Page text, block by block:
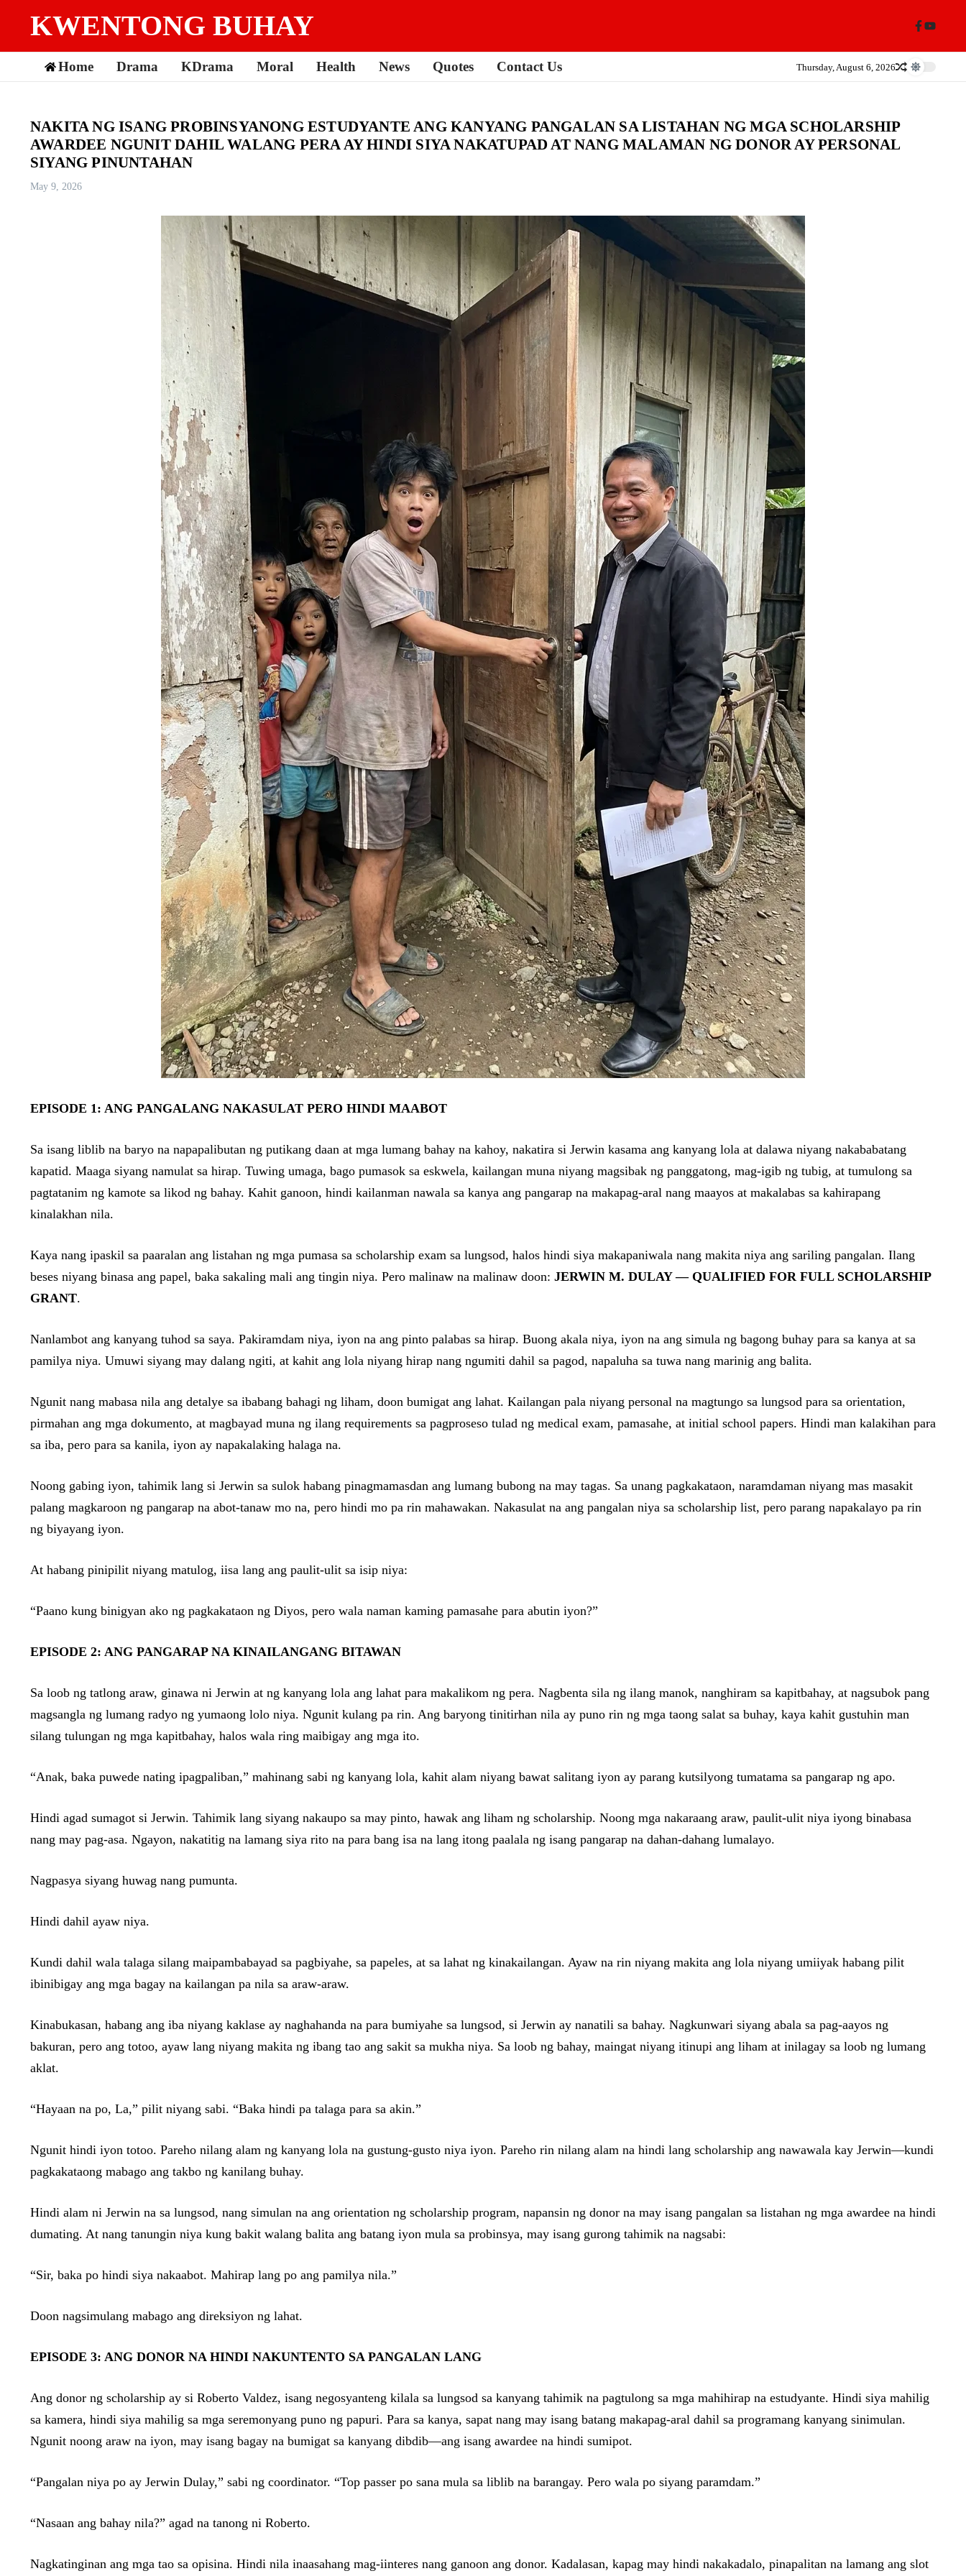
KWENTONG BUHAY
Home Drama KDrama Moral Health News Quotes Contact Us Thursday, August 6, 2026
NAKITA NG ISANG PROBINSYANONG ESTUDYANTE ANG KANYANG PANGALAN SA LISTAHAN NG MGA SCHOLARSHIP
AWARDEE NGUNIT DAHIL WALANG PERA AY HINDI SIYA NAKATUPAD AT NANG MALAMAN NG DONOR AY PERSONAL
SIYANG PINUNTAHAN
May 9, 2026
EPISODE 1: ANG PANGALANG NAKASULAT PERO HINDI MAABOT
Sa isang liblib na baryo na napapalibutan ng putikang daan at mga lumang bahay na kahoy, nakatira si Jerwin kasama ang kanyang lola at dalawa niyang nakababatang
kapatid. Maaga siyang namulat sa hirap. Tuwing umaga, bago pumasok sa eskwela, kailangan muna niyang magsibak ng panggatong, mag-igib ng tubig, at tumulong sa
pagtatanim ng kamote sa likod ng bahay. Kahit ganoon, hindi kailanman nawala sa kanya ang pangarap na makapag-aral nang maayos at makalabas sa kahirapang
kinalakhan nila.
Kaya nang ipaskil sa paaralan ang listahan ng mga pumasa sa scholarship exam sa lungsod, halos hindi siya makapaniwala nang makita niya ang sariling pangalan. Ilang
beses niyang binasa ang papel, baka sakaling mali ang tingin niya. Pero malinaw na malinaw doon: JERWIN M. DULAY — QUALIFIED FOR FULL SCHOLARSHIP
GRANT.
Nanlambot ang kanyang tuhod sa saya. Pakiramdam niya, iyon na ang pinto palabas sa hirap. Buong akala niya, iyon na ang simula ng bagong buhay para sa kanya at sa
pamilya niya. Umuwi siyang may dalang ngiti, at kahit ang lola niyang hirap nang ngumiti dahil sa pagod, napaluha sa tuwa nang marinig ang balita.
Ngunit nang mabasa nila ang detalye sa ibabang bahagi ng liham, doon bumigat ang lahat. Kailangan pala niyang personal na magtungo sa lungsod para sa orientation,
pirmahan ang mga dokumento, at magbayad muna ng ilang requirements sa pagproseso tulad ng medical exam, pamasahe, at initial school papers. Hindi man kalakihan para
sa iba, pero para sa kanila, iyon ay napakalaking halaga na.
Noong gabing iyon, tahimik lang si Jerwin sa sulok habang pinagmamasdan ang lumang bubong na may tagas. Sa unang pagkakataon, naramdaman niyang mas masakit
palang magkaroon ng pangarap na abot-tanaw mo na, pero hindi mo pa rin mahawakan. Nakasulat na ang pangalan niya sa scholarship list, pero parang napakalayo pa rin
ng biyayang iyon.
At habang pinipilit niyang matulog, iisa lang ang paulit-ulit sa isip niya:
“Paano kung binigyan ako ng pagkakataon ng Diyos, pero wala naman kaming pamasahe para abutin iyon?”
EPISODE 2: ANG PANGARAP NA KINAILANGANG BITAWAN
Sa loob ng tatlong araw, ginawa ni Jerwin at ng kanyang lola ang lahat para makalikom ng pera. Nagbenta sila ng ilang manok, nanghiram sa kapitbahay, at nagsubok pang
magsangla ng lumang radyo ng yumaong lolo niya. Ngunit kulang pa rin. Ang baryong tinitirhan nila ay puno rin ng mga taong salat sa buhay, kaya kahit gustuhin man
silang tulungan ng mga kapitbahay, halos wala ring maibigay ang mga ito.
“Anak, baka puwede nating ipagpaliban,” mahinang sabi ng kanyang lola, kahit alam niyang bawat salitang iyon ay parang kutsilyong tumatama sa pangarap ng apo.
Hindi agad sumagot si Jerwin. Tahimik lang siyang nakaupo sa may pinto, hawak ang liham ng scholarship. Noong mga nakaraang araw, paulit-ulit niya iyong binabasa
nang may pag-asa. Ngayon, nakatitig na lamang siya rito na para bang isa na lang itong paalala ng isang pangarap na dahan-dahang lumalayo.
Nagpasya siyang huwag nang pumunta.
Hindi dahil ayaw niya.
Kundi dahil wala talaga silang maipambabayad sa pagbiyahe, sa papeles, at sa lahat ng kinakailangan. Ayaw na rin niyang makita ang lola niyang umiiyak habang pilit
ibinibigay ang mga bagay na kailangan pa nila sa araw-araw.
Kinabukasan, habang ang iba niyang kaklase ay naghahanda na para bumiyahe sa lungsod, si Jerwin ay nanatili sa bahay. Nagkunwari siyang abala sa pag-aayos ng
bakuran, pero ang totoo, ayaw lang niyang makita ng ibang tao ang sakit sa mukha niya. Sa loob ng bahay, maingat niyang itinupi ang liham at inilagay sa loob ng lumang
aklat.
“Hayaan na po, La,” pilit niyang sabi. “Baka hindi pa talaga para sa akin.”
Ngunit hindi iyon totoo. Pareho nilang alam ng kanyang lola na gustung-gusto niya iyon. Pareho rin nilang alam na hindi lang scholarship ang nawawala kay Jerwin—kundi
pagkakataong mabago ang takbo ng kanilang buhay.
Hindi alam ni Jerwin na sa lungsod, nang simulan na ang orientation ng scholarship program, napansin ng donor na may isang pangalan sa listahan ng mga awardee na hindi
dumating. At nang tanungin niya kung bakit walang balita ang batang iyon mula sa probinsya, may isang gurong tahimik na nagsabi:
“Sir, baka po hindi siya nakaabot. Mahirap lang po ang pamilya nila.”
Doon nagsimulang mabago ang direksiyon ng lahat.
EPISODE 3: ANG DONOR NA HINDI NAKUNTENTO SA PANGALAN LANG
Ang donor ng scholarship ay si Roberto Valdez, isang negosyanteng kilala sa lungsod sa kanyang tahimik na pagtulong sa mga mahihirap na estudyante. Hindi siya mahilig
sa kamera, hindi siya mahilig sa mga seremonyang puno ng papuri. Para sa kanya, sapat nang may isang batang makapag-aral dahil sa programang kanyang sinimulan.
Ngunit noong araw na iyon, may isang bagay na bumigat sa kanyang dibdib—ang isang awardee na hindi sumipot.
“Pangalan niya po ay Jerwin Dulay,” sabi ng coordinator. “Top passer po sana mula sa liblib na barangay. Pero wala po siyang paramdam.”
“Nasaan ang bahay nila?” agad na tanong ni Roberto.
Nagkatinginan ang mga tao sa opisina. Hindi nila inaasahang mag-iinteres nang ganoon ang donor. Kadalasan, kapag may hindi nakakadalo, pinapalitan na lamang ang slot